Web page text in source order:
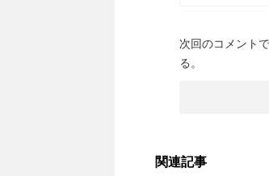
次回のコメント
る。
関連記事